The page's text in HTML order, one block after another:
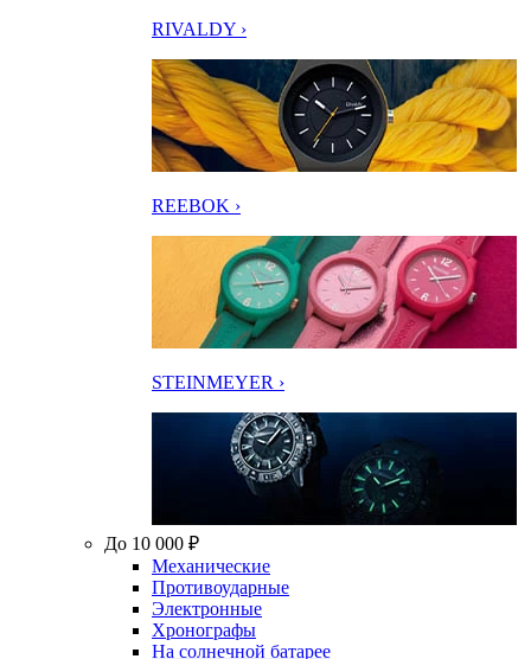
RIVALDY ›
REEBOK ›
STEINMEYER ›
До 10 000 ₽
Механические
Противоударные
Электронные
Хронографы
На солнечной батарее